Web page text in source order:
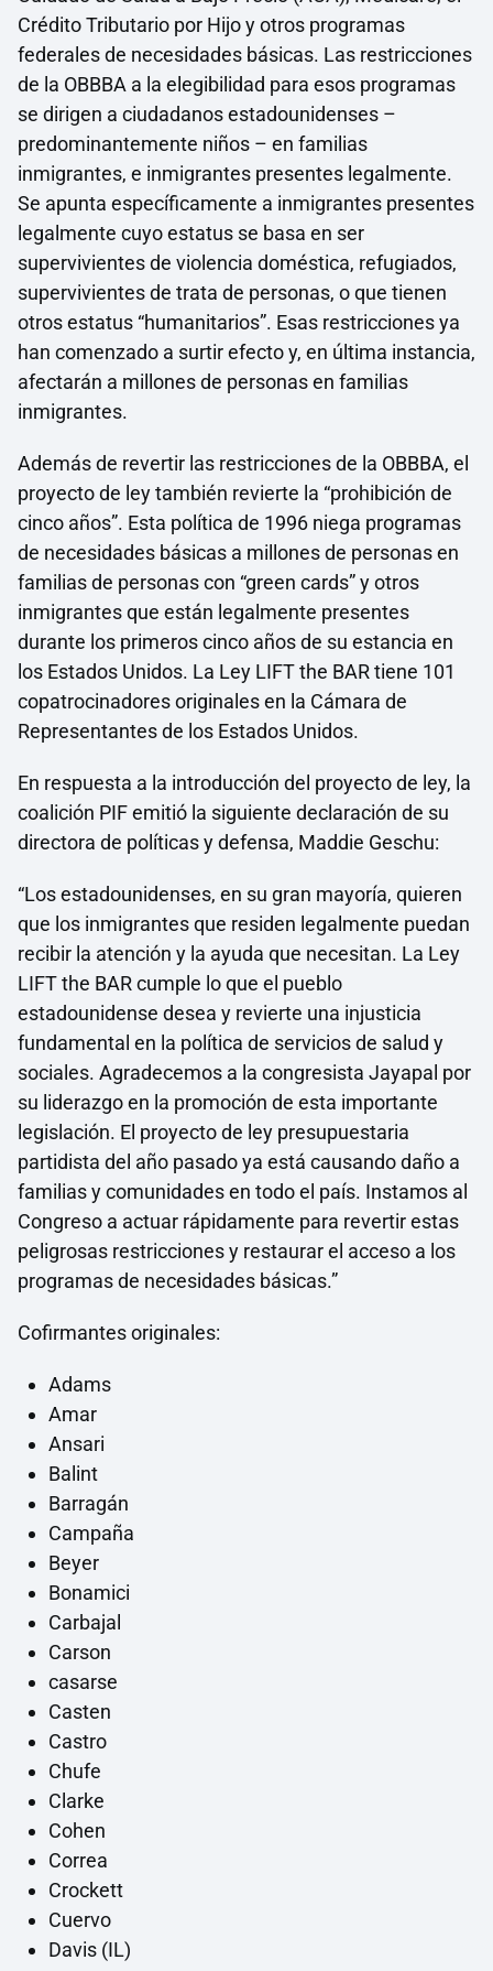
Crédito Tributario por Hijo y otros programas
federales de necesidades básicas. Las restricciones
de la OBBBA a la elegibilidad para esos programas
se dirigen a ciudadanos estadounidenses –
predominantemente niños – en familias
inmigrantes, e inmigrantes presentes legalmente.
Se apunta específicamente a inmigrantes presentes
legalmente cuyo estatus se basa en ser
supervivientes de violencia doméstica, refugiados,
supervivientes de trata de personas, o que tienen
otros estatus “humanitarios”. Esas restricciones ya
han comenzado a surtir efecto y, en última instancia,
afectarán a millones de personas en familias
inmigrantes.
Además de revertir las restricciones de la OBBBA, el
proyecto de ley también revierte la “prohibición de
cinco años”. Esta política de 1996 niega programas
de necesidades básicas a millones de personas en
familias de personas con “green cards” y otros
inmigrantes que están legalmente presentes
durante los primeros cinco años de su estancia en
los Estados Unidos. La Ley LIFT the BAR tiene 101
copatrocinadores originales en la Cámara de
Representantes de los Estados Unidos.
En respuesta a la introducción del proyecto de ley, la
coalición PIF emitió la siguiente declaración de su
directora de políticas y defensa, Maddie Geschu:
“Los estadounidenses, en su gran mayoría, quieren
que los inmigrantes que residen legalmente puedan
recibir la atención y la ayuda que necesitan. La Ley
LIFT the BAR cumple lo que el pueblo
estadounidense desea y revierte una injusticia
fundamental en la política de servicios de salud y
sociales. Agradecemos a la congresista Jayapal por
su liderazgo en la promoción de esta importante
legislación. El proyecto de ley presupuestaria
partidista del año pasado ya está causando daño a
familias y comunidades en todo el país. Instamos al
Congreso a actuar rápidamente para revertir estas
peligrosas restricciones y restaurar el acceso a los
programas de necesidades básicas.”
Cofirmantes originales:
Adams
Amar
Ansari
Balint
Barragán
Campaña
Beyer
Bonamici
Carbajal
Carson
casarse
Casten
Castro
Chufe
Clarke
Cohen
Correa
Crockett
Cuervo
Davis (IL)